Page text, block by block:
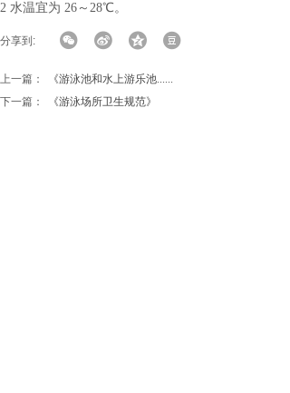
2 水温宜为 26～28℃。
分享到:
上一篇：
《游泳池和水上游乐池......
下一篇：
《游泳场所卫生规范》